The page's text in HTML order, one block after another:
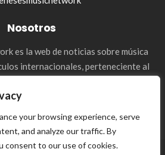
your browsing experience, serve
and analyze our traffic. By
consent to our use of cookies.
Nosotros
es la web de noticias sobre música
internacionales, perteneciente al